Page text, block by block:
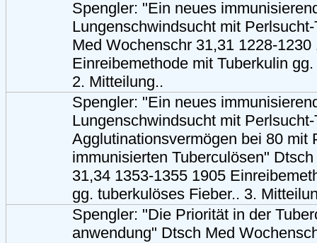
Spengler: "Ein neues
Lungenschwindsucht mit
Med Wochenschr 31,31 1228-1230
Einreibemethode mit Tuberkulin
2. Mitteilung..
Spengler: "Ein neues
Lungenschwindsucht mit
Agglutinationsvermögen bei 80 mit
immunisierten Tuberculösen"
31,34 1353-1355 1905
gg. tuberkulöses Fieber.. 3.
Spengler: "Die Priorität in der
anwendung" Dtsch Med